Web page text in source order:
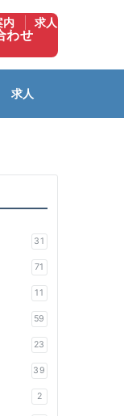
わせ
求人
内 求人
31
71
11
59
23
39
2